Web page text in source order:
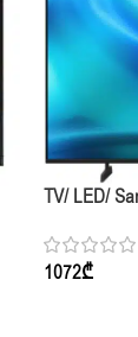
TV/ LED/
1072₾